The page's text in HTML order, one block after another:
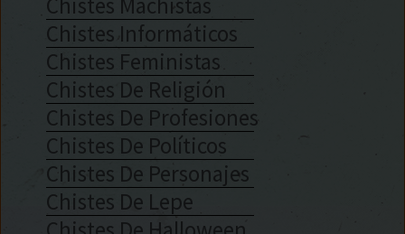
Chistes Informáticos
Chistes Feministas
Chistes De Religión
Chistes De Profesiones
Chistes De Políticos
Chistes De Personajes
Chistes De Lepe